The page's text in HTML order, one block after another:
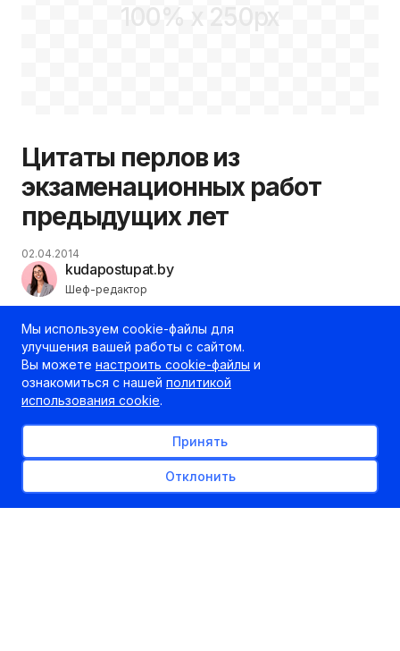
100% x 250px
Цитаты перлов из
экзаменационных работ
предыдущих лет
kudapostupat.by
Шеф-редактор
02.04.2014
Мы используем cookie-файлы для
улучшения вашей работы с сайтом.
Вы можете настроить cookie-файлы и
ознакомиться с нашей политикой
использования cookie.
Принять
Отклонить